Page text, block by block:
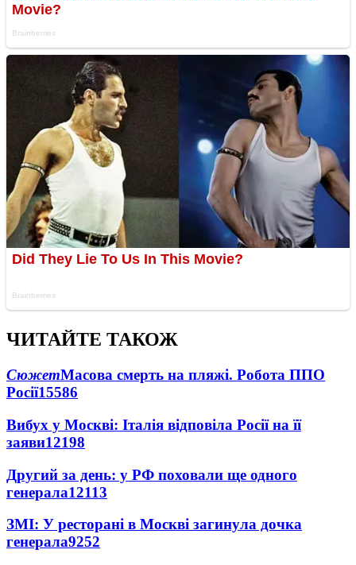
ЧИТАЙТЕ ТАКОЖ
СюжетМасова смерть на пляжі. Робота ППО
Росії15586
Вибух у Москві: Італія відповіла Росії на її
заяви12198
Другий за день: у РФ поховали ще одного
генерала12113
ЗМІ: У ресторані в Москві загинула дочка
генерала9252